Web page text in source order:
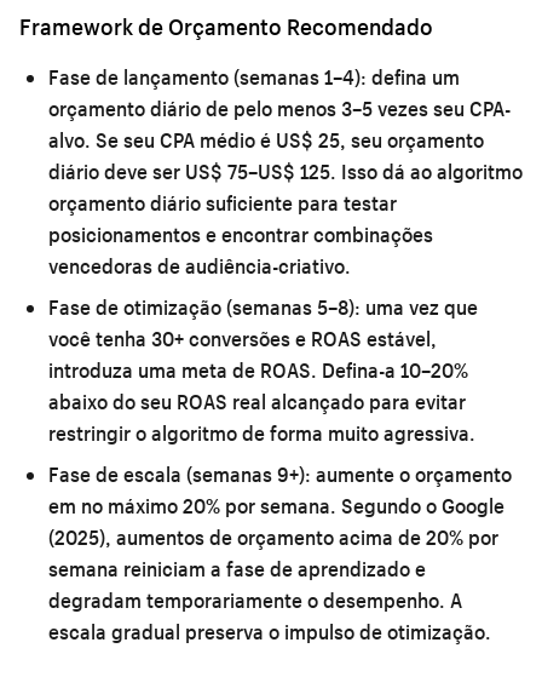
Framework de Orçamento Recomendado
Fase de lançamento (semanas 1–4): defina um
orçamento diário de pelo menos 3–5 vezes seu CPA-
alvo. Se seu CPA médio é US$ 25, seu orçamento
diário deve ser US$ 75–US$ 125. Isso dá ao algoritmo
orçamento diário suficiente para testar
posicionamentos e encontrar combinações
vencedoras de audiência-criativo.
Fase de otimização (semanas 5–8): uma vez que
você tenha 30+ conversões e ROAS estável,
introduza uma meta de ROAS. Defina-a 10–20%
abaixo do seu ROAS real alcançado para evitar
restringir o algoritmo de forma muito agressiva.
Fase de escala (semanas 9+): aumente o orçamento
em no máximo 20% por semana. Segundo o Google
(2025), aumentos de orçamento acima de 20% por
semana reiniciam a fase de aprendizado e
degradam temporariamente o desempenho. A
escala gradual preserva o impulso de otimização.